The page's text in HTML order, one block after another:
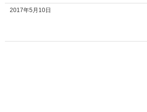
2017年5月10日